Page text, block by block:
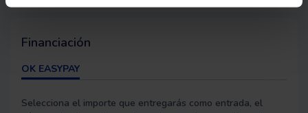
Financiación
OK EASYPAY
Selecciona el importe que entregarás como entrada, el